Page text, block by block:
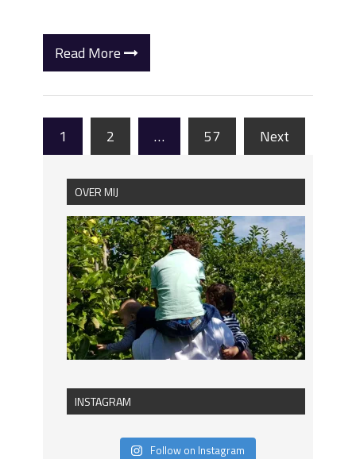
Read More
1 2 … 57 Next
OVER MIJ
INSTAGRAM
Follow on Instagram